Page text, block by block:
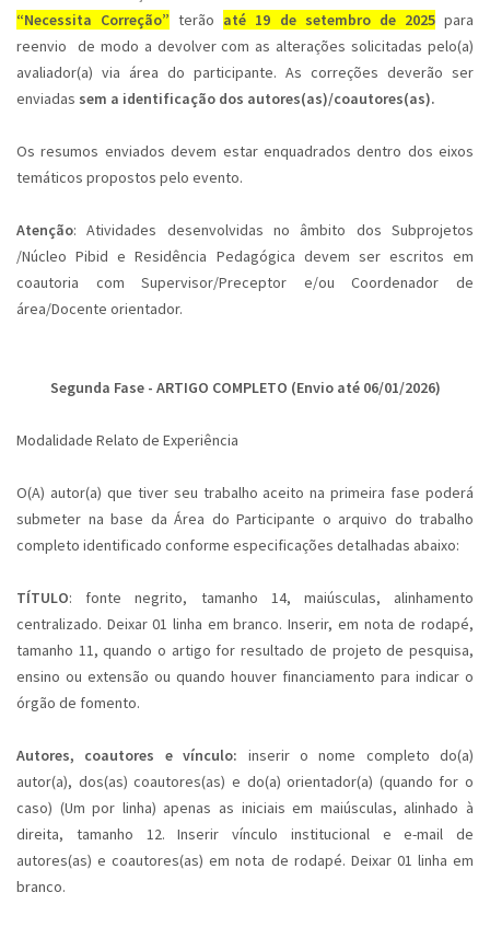
“Necessita Correção” terão até 19 de setembro de 2025para
reenvio de modo a devolver com as alterações solicitadas pelo(a)
avaliador(a) via área do participante. As correções deverão ser
enviadas sem a identificação dos autores(as)/coautores(as).
Os resumos enviados devem estar enquadrados dentro dos eixos
temáticos propostos pelo evento.
Atenção: Atividades desenvolvidas no âmbito dos Subprojetos
/Núcleo Pibid e Residência Pedagógica devem ser escritos em
coautoria com Supervisor/Preceptor e/ou Coordenador de
área/Docente orientador.
Segunda Fase - ARTIGO COMPLETO (Envio até 06/01/2026)
Modalidade Relato de Experiência
O(A) autor(a) que tiver seu trabalho aceito na primeira fase poderá
submeter na base da Área do Participante o arquivo do trabalho
completo identificado conforme especificações detalhadas abaixo:
TÍTULO: fonte negrito, tamanho 14, maiúsculas, alinhamento
centralizado. Deixar 01 linha em branco. Inserir, em nota de rodapé,
tamanho 11, quando o artigo for resultado de projeto de pesquisa,
ensino ou extensão ou quando houver financiamento para indicar o
órgão de fomento.
Autores, coautores e vínculo: inserir o nome completo do(a)
autor(a), dos(as) coautores(as) e do(a) orientador(a) (quando for o
caso) (Um por linha) apenas as iniciais em maiúsculas, alinhado à
direita, tamanho 12. Inserir vínculo institucional e e-mail de
autores(as) e coautores(as) em nota de rodapé. Deixar 01 linha em
branco.